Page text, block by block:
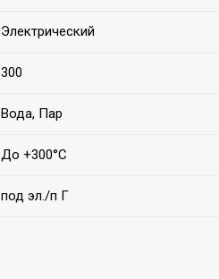
Электрический
300
Вода, Пар
До +300°С
под эл./п Г